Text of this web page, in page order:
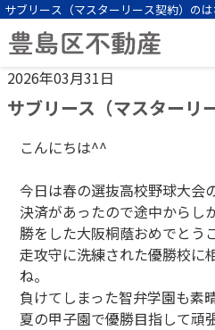
サブリース（マスターリース契約）の
2026年03月31日
サブリース（マスター
こんにちは^^
今日は春の選抜高校野球大会
決済があったので途中からし
勝をした大阪桐蔭おめでとう
走攻守に洗練された優勝校に
ね。
負けてしまった智弁学園も素
夏の甲子園で優勝目指して頑